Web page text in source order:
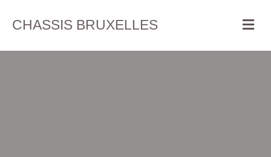
CHASSIS BRUXELLES